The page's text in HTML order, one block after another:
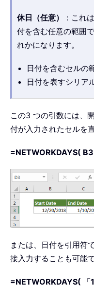
休日（任意）
：これ
付を含む任意の範囲
れかになります。
日付を含むセルの
日付を表すシリア
この3 つの引数には、
付が入力されたセルを
=NETWORKDAYS(
または、日付を引用符
接入力することも可能で
=NETWORKDAYS(